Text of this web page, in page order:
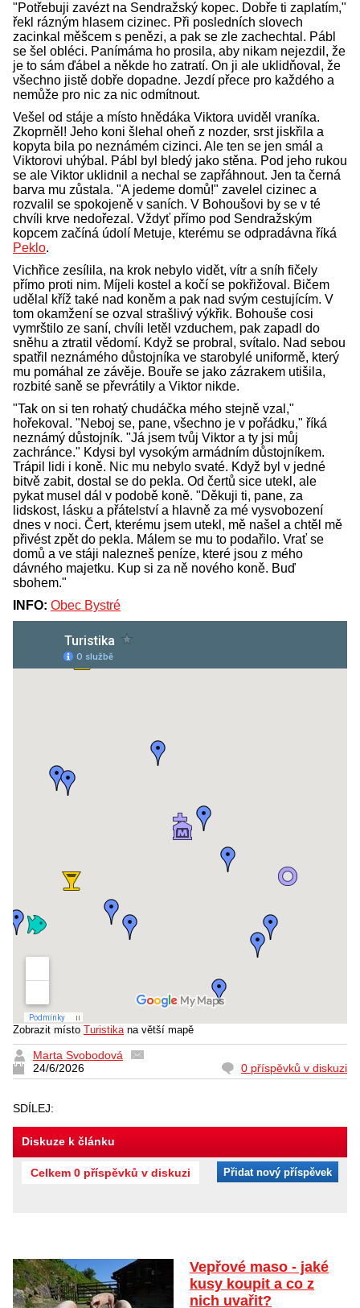
"Potřebuji zavézt na Sendražský kopec. Dobře ti zaplatím,"
řekl rázným hlasem cizinec. Při posledních slovech
zacinkal měšcem s penězi, a pak se zle zachechtal. Pábl
se šel obléci. Panímáma ho prosila, aby nikam nejezdil, že
je to sám ďábel a někde ho zatratí. On ji ale uklidňoval, že
všechno jistě dobře dopadne. Jezdí přece pro každého a
nemůže pro nic za nic odmítnout.
Vešel od stáje a místo hnědáka Viktora uviděl vraníka.
Zkoprněl! Jeho koni šlehal oheň z nozder, srst jiskřila a
kopyta bila po neznámém cizinci. Ale ten se jen smál a
Viktorovi uhýbal. Pábl byl bledý jako stěna. Pod jeho rukou
se ale Viktor uklidnil a nechal se zapřáhnout. Jen ta černá
barva mu zůstala. "A jedeme domů!" zavelel cizinec a
rozvalil se spokojeně v saních. V Bohoušovi by se v té
chvíli krve nedořezal. Vždyť přímo pod Sendražským
kopcem začíná údolí Metuje, kterému se odpradávna říká
Peklo.
Vichřice zesílila, na krok nebylo vidět, vítr a sníh fičely
přímo proti nim. Míjeli kostel a kočí se pokřižoval. Bičem
udělal kříž také nad koněm a pak nad svým cestujícím. V
tom okamžení se ozval strašlivý výkřik. Bohouše cosi
vymrštilo ze saní, chvíli letěl vzduchem, pak zapadl do
sněhu a ztratil vědomí. Když se probral, svítalo. Nad sebou
spatřil neznámého důstojníka ve starobylé uniformě, který
mu pomáhal ze závěje. Bouře se jako zázrakem utišila,
rozbité saně se převrátily a Viktor nikde.
"Tak on si ten rohatý chudáčka mého stejně vzal,"
hořekoval. "Neboj se, pane, všechno je v pořádku," říká
neznámý důstojník. "Já jsem tvůj Viktor a ty jsi můj
zachránce." Kdysi byl vysokým armádním důstojníkem.
Trápil lidi i koně. Nic mu nebylo svaté. Když byl v jedné
bitvě zabit, dostal se do pekla. Od čertů sice utekl, ale
pykat musel dál v podobě koně. "Děkuji ti, pane, za
lidskost, lásku a přátelství a hlavně za mé vysvobození
dnes v noci. Čert, kterému jsem utekl, mě našel a chtěl mě
přivést zpět do pekla. Málem se mu to podařilo. Vrať se
domů a ve stáji nalezneš peníze, které jsou z mého
dávného majetku. Kup si za ně nového koně. Buď
sbohem."
INFO: Obec Bystré
Zobrazit místo Turistikana větší mapě
Marta Svobodová
24/6/2026
0 příspěvků v diskuzi
SDÍLEJ:
Diskuze k článku
Celkem 0 příspěvků v diskuzi Přidat nový příspěvek
Vepřové maso - jaké
kusy koupit a co z
nich uvařit?